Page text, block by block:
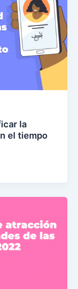
la
el tiempo